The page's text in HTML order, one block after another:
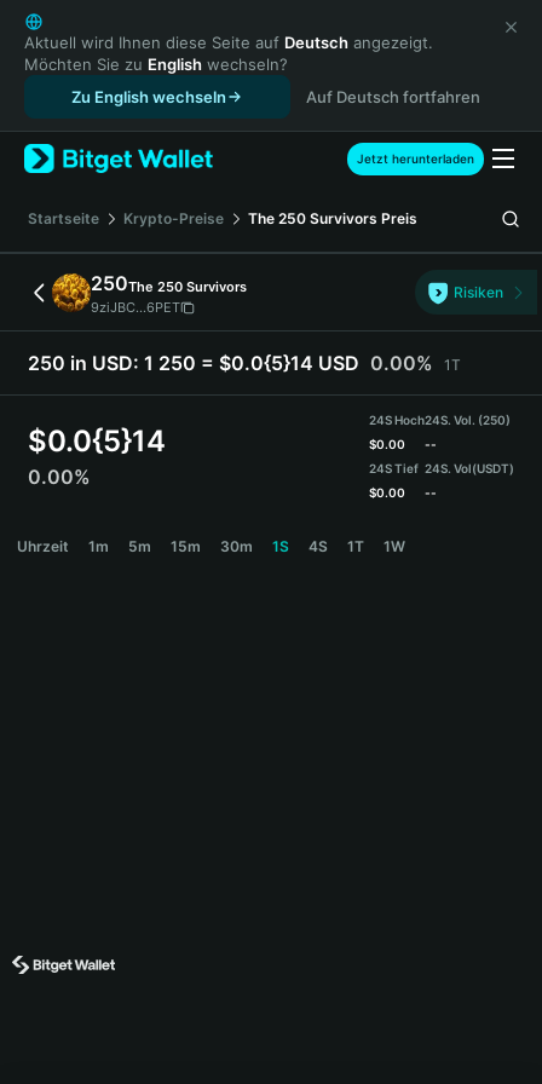
English
日本語
Tiếng Việt
Русский
Español (Latinoamérica)
Türkçe
Français
Deutsch
简体中文
繁體中文
Português (Portugal)
Bahasa Indonesia
ภาษาไทย
Español
Español (Argentina)
Aktuell wird Ihnen diese Seite auf Deutsch angezeigt.
Möchten Sie zu English wechseln?
Zu English wechseln
Auf Deutsch fortfahren
Jetzt herunterladen
Startseite Krypto-Preise The 250 Survivors Preis
250The 250 Survivors
9ziJBC...6PET
Risiken
250 in USD: 1 250 = $0.0{5}14 USD 0.00% 1T
$0.0{5}14
0.00%
24S Hoch
$0.00
24S Tief
$0.00
24S. Vol. (250)
--
24S. Vol(USDT)
--
Uhrzeit 1m 5m 15m 30m 1S 4S 1T 1W